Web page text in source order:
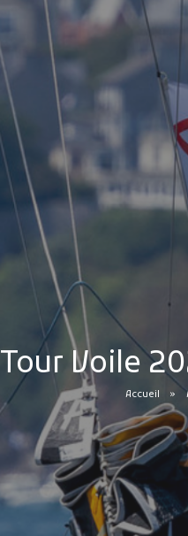
Tour Voile
Accueil